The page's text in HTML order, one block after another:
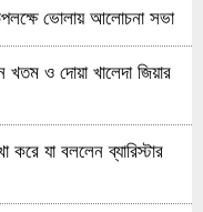
ভোলায় আলোচনা সভা
ও দোয়া খালেদা জিয়ার
করে যা বললেন ব্যারিস্টার